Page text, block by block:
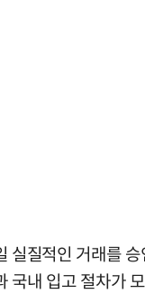
실질적인 거래를
국내 입고 절차가